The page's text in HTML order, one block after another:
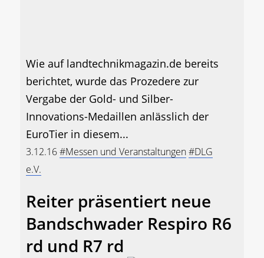
Wie auf landtechnikmagazin.de bereits
berichtet, wurde das Prozedere zur
Vergabe der Gold- und Silber-
Innovations-Medaillen anlässlich der
EuroTier in diesem...
3.12.16#Messen und Veranstaltungen#DLG
e.V.
Reiter präsentiert neue
Bandschwader Respiro R6
rd und R7 rd